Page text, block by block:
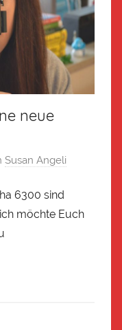
neue
Susan Angeli
6300 sind
möchte Euch